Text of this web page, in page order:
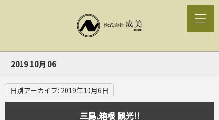
2019 10月 06
日別アーカイブ: 2019年10月6日
三島,箱根 観光!!